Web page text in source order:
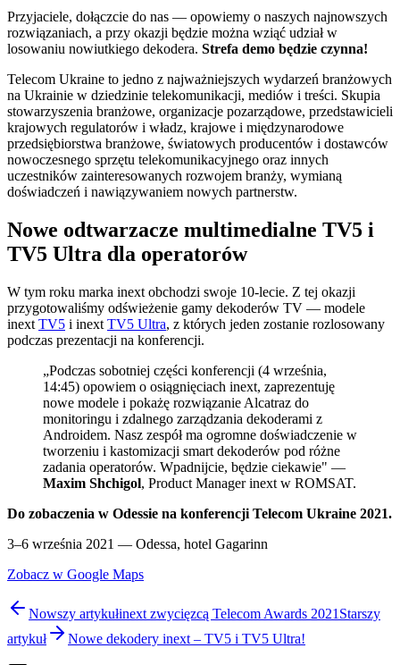
Przyjaciele, dołączcie do nas — opowiemy o naszych najnowszych
rozwiązaniach, a przy okazji będzie można wziąć udział w
losowaniu nowiutkiego dekodera. Strefa demo będzie czynna!
Telecom Ukraine to jedno z najważniejszych wydarzeń branżowych
na Ukrainie w dziedzinie telekomunikacji, mediów i treści. Skupia
stowarzyszenia branżowe, organizacje pozarządowe, przedstawicieli
krajowych regulatorów i władz, krajowe i międzynarodowe
przedsiębiorstwa branżowe, światowych producentów i dostawców
nowoczesnego sprzętu telekomunikacyjnego oraz innych
uczestników zainteresowanych rozwojem branży, wymianą
doświadczeń i nawiązywaniem nowych partnerstw.
Nowe odtwarzacze multimedialne TV5 i
TV5 Ultra dla operatorów
W tym roku marka inext obchodzi swoje 10-lecie. Z tej okazji
przygotowaliśmy odświeżenie gamy dekoderów TV — modele
inext TV5 i inext TV5 Ultra, z których jeden zostanie rozlosowany
podczas prezentacji na konferencji.
„Podczas sobotniej części konferencji (4 września,
14:45) opowiem o osiągnięciach inext, zaprezentuję
nowe modele i pokażę rozwiązanie Alcatraz do
monitoringu i zdalnego zarządzania dekoderami z
Androidem. Nasz zespół ma ogromne doświadczenie w
tworzeniu i kastomizacji smart dekoderów pod różne
zadania operatorów. Wpadnijcie, będzie ciekawie" —
Maxim Shchigol, Product Manager inext w ROMSAT.
Do zobaczenia w Odessie na konferencji Telecom Ukraine 2021.
3–6 września 2021 — Odessa, hotel Gagarinn
Zobacz w Google Maps
Nowszy artykułinext zwycięzcą Telecom Awards 2021 Starszy
artykuł
Nowe dekodery inext – TV5 i TV5 Ultra!